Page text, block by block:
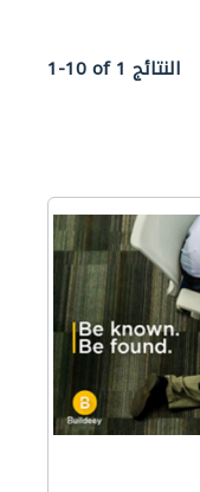
1-10 of 1 النتائج